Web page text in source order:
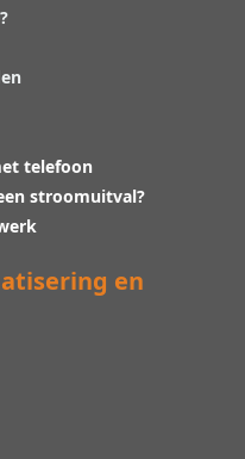
telefoon
stroomuitval?
en